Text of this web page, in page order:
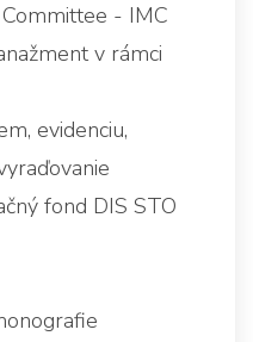
- IMC
v rámci
evidenciu,
fond DIS STO